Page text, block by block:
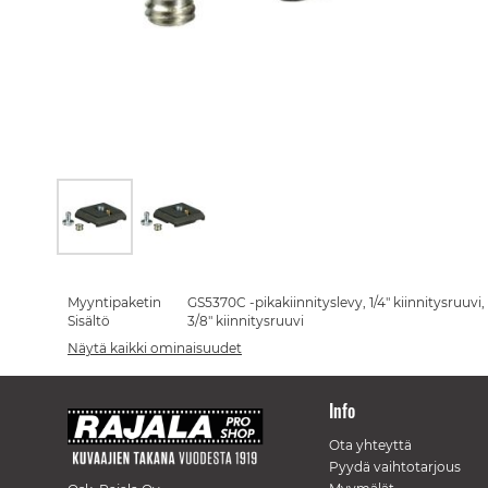
the
beginning
the
images
Myyntipaketin
Sisältö
GS5370C -pikakiinnityslevy, 1/4" kiinnitysruuvi,
3/8" kiinnitysruuvi
Näytä kaikki ominaisuudet
Info
Ota yhteyttä
Pyydä vaihtotarjous